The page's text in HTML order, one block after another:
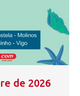
de 2026